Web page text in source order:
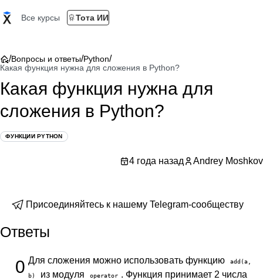
Все курсы Тота ИИ
/Вопросы и ответы/Python/
Какая функция нужна для сложения в Python?
Какая функция нужна для
сложения в Python?
ФУНКЦИИ PYTHON
4 года назад Andrey Moshkov
Присоединяйтесь к нашему Telegram-сообществу
Ответы
0 Для сложения можно использовать функцию
add(a,
b)
из модуля operator . Функция принимает 2 числа